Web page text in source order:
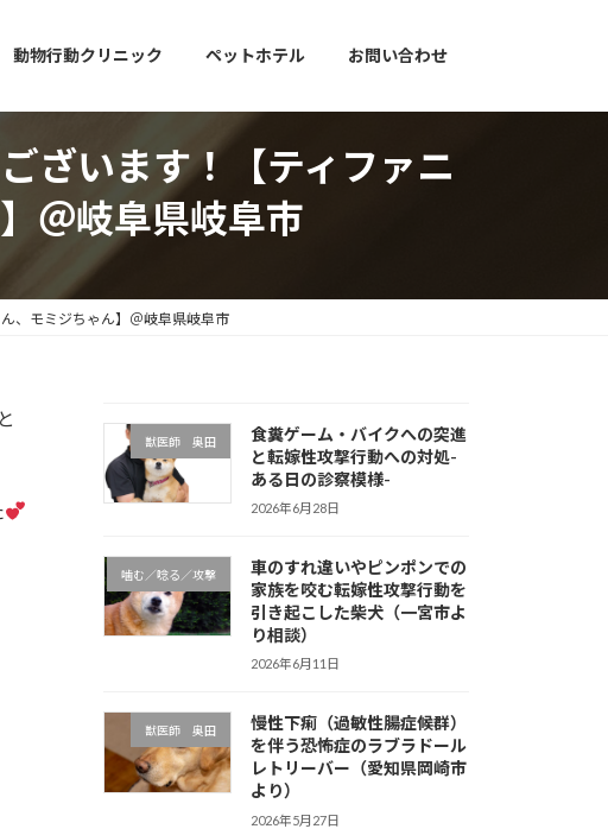
動物行動クリニック ペットホテル お問い合わせ
ざいます！【ティファニ
＠岐阜県岐阜市
、モミジちゃん】＠岐阜県岐阜市
獣医師 奥田
食糞ゲーム・バイクへの突進
と転嫁性攻撃行動への対処-
ある日の診察模様-
2026年6月28日
噛む／唸る／攻撃
車のすれ違いやピンポンでの
家族を咬む転嫁性攻撃行動を
引き起こした柴犬（一宮市よ
り相談）
2026年6月11日
獣医師 奥田
慢性下痢（過敏性腸症候群）
を伴う恐怖症のラブラドール
レトリーバー（愛知県岡崎市
より）
2026年5月27日